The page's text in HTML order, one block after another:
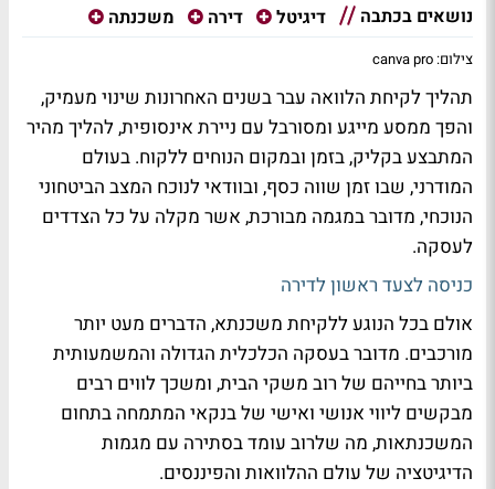
נושאים בכתבה דיגיטל דירה משכנתה
צילום: canva pro
תהליך לקיחת הלוואה עבר בשנים האחרונות שינוי מעמיק,
והפך ממסע מייגע ומסורבל עם ניירת אינסופית, להליך מהיר
המתבצע בקליק, בזמן ובמקום הנוחים ללקוח. בעולם
המודרני, שבו זמן שווה כסף, ובוודאי לנוכח המצב הביטחוני
הנוכחי, מדובר במגמה מבורכת, אשר מקלה על כל הצדדים
לעסקה.
כניסה לצעד ראשון לדירה
אולם בכל הנוגע ללקיחת משכנתא, הדברים מעט יותר
מורכבים. מדובר בעסקה הכלכלית הגדולה והמשמעותית
ביותר בחייהם של רוב משקי הבית, ומשכך לווים רבים
מבקשים ליווי אנושי ואישי של בנקאי המתמחה בתחום
המשכנתאות, מה שלרוב עומד בסתירה עם מגמות
הדיגיטציה של עולם ההלוואות והפיננסים.